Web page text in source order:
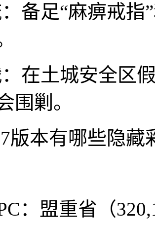
备足“麻痹戒指
在土城安全区
围剿。
版本有哪些隐藏
：盟重省（